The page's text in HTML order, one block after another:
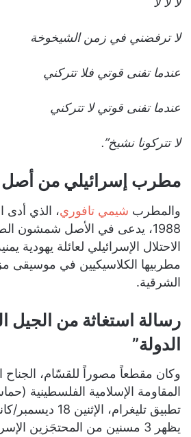
لا ترفضني في زمن الشيخوخة
عندما تفنى قوتي فلا تتركني
عندما تفنى قوتي لا تتركني
لا تتركونا نشيخ”.
مطرب إسرائيلي من أصل
والمطرب شيمي تافوري، الذي أدى
1988، يدعى في الأصل شمشون
الاحتلال الإسرائيلي لعائلة يهودية
مطربيها الكلاسيكيين في موسيقى
الشرقية.
رسالة استغاثة من
الدولة”
وكان مقطعاً مصوراً للقسّام،
المقاومة الإسلامية الفلسطينية
يظهر 3 مسنين من المحتجَزين